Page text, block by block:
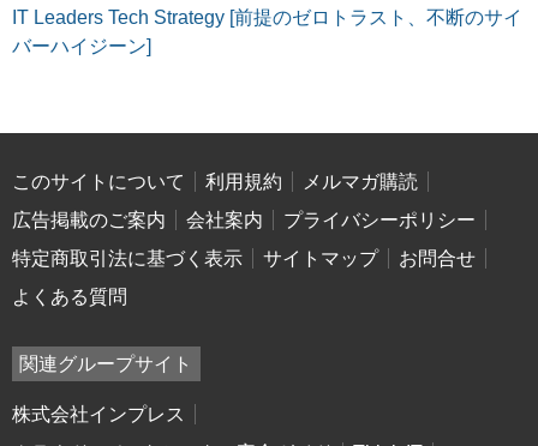
IT Leaders Tech Strategy [前提のゼロトラスト、不断のサイ
バーハイジーン]
このサイトについて 利用規約
メルマガ購読
広告掲載のご案内
会社案内
プライバシーポリシー
特定商取引法に基づく表示
サイトマップ
お問合せ
よくある質問
関連グループサイト
株式会社インプレス